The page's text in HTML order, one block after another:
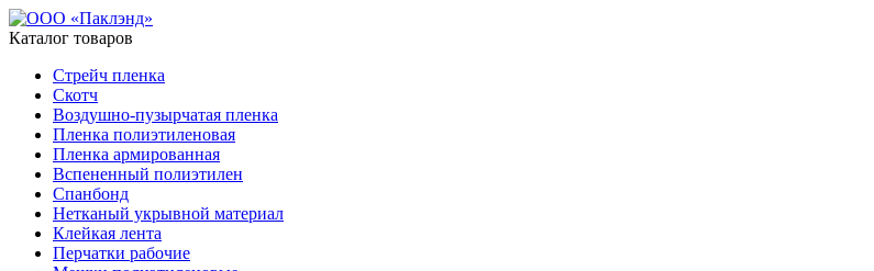
Каталог товаров
Стрейч пленка
Скотч
Воздушно-пузырчатая пленка
Пленка полиэтиленовая
Пленка армированная
Вспененный полиэтилен
Спанбонд
Нетканый укрывной материал
Клейкая лента
Перчатки рабочие